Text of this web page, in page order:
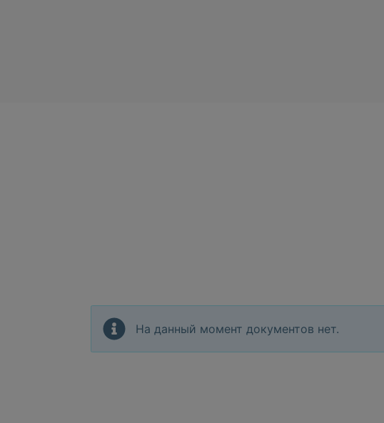
На данный момент документов нет.